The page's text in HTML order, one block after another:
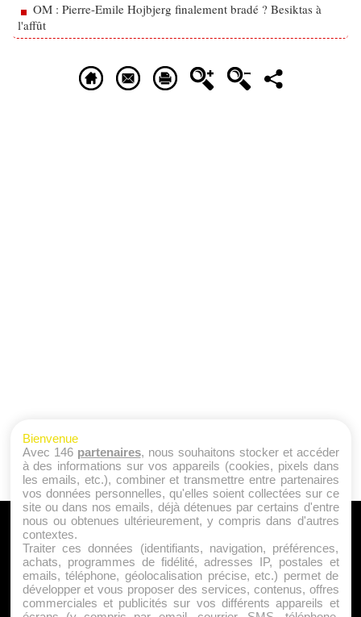
OM : Pierre-Emile Hojbjerg finalement bradé ? Besiktas à
l'affût
A PROPOS
Qui sommes nous ?
Mentions Légales
Publicité
Bienvenue
Avec 146 partenaires, nous souhaitons stocker et accéder
à des informations sur vos appareils (cookies, pixels dans
les emails, etc.), combiner et transmettre entre partenaires
vos données personnelles, qu'elles soient collectées sur ce
site ou dans nos emails, déjà détenues par certains d'entre
nous ou obtenues ultérieurement, y compris dans d'autres
contextes.
Traiter ces données (identifiants, navigation, préférences,
achats, programmes de fidélité, adresses IP, postales et
emails, téléphone, géolocalisation précise, etc.) permet de
développer et vous proposer des services, contenus, offres
commerciales et publicités sur vos différents appareils et